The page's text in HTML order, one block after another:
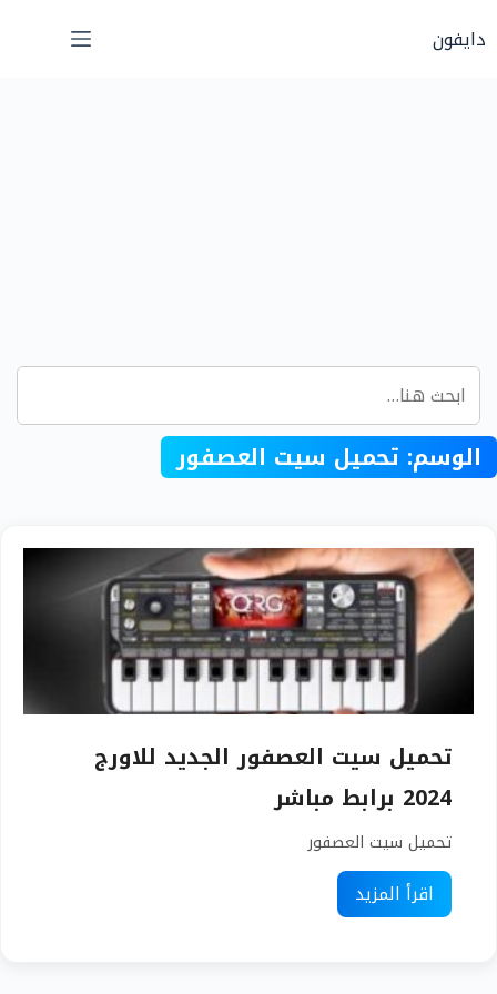
إلىدايفون
الوسم: تحميل سيت العصفور
تحميل سيت العصفور الجديد للاورج
2024 برابط مباشر
تحميل سيت العصفور
اقرأ المزيد